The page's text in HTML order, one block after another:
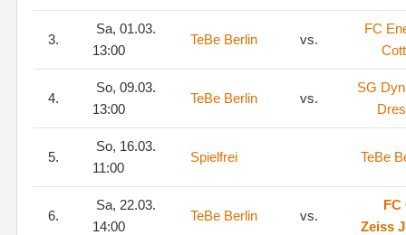
3.
Sa, 01.03.
13:00
TeBe Berlin vs.
FC
4.
So, 09.03.
13:00
TeBe Berlin vs.
SG
5.
So, 16.03.
11:00
Spielfrei TeBe
6.
Sa, 22.03.
14:00
TeBe Berlin vs.
FC
Zeiss